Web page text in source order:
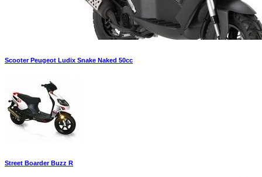
Scooter Peugeot Ludix Snake Naked 50cc
Street Boarder Buzz R